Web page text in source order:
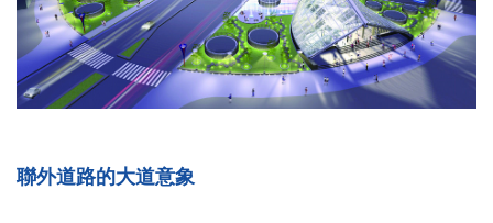
聯外道路的大道意象